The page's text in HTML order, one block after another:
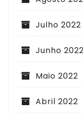
Julho 2022
Junho 2022
Maio 2022
Abril 2022